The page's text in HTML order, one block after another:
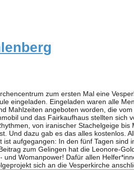
zum ers­ten Mal eine
ein­ge­la­den. Ein­ge­la­den waren alle
Mahl­zei­ten ange­bo­ten wor­den, die
und das Fair­kauf­haus stell­ten
von ira­ni­scher Sta­chel­geige
Und dazu gab es das alles
auf­ge­gan­gen: In den fünf Tagen
zum Gelin­gen hat die Leo­­nore-
Wom­an­power! Dafür allen
sich an die Ves­per­kir­che